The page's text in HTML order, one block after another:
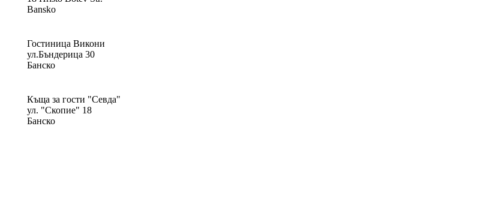
Bansko
Гостиница Викони
ул.Бъндерица 30
Банско
Къща за гости "Севда"
ул. "Скопие" 18
Банско